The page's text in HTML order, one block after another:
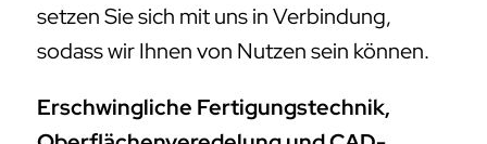
setzen Sie sich mit uns in Verbindung,
sodass wir Ihnen von Nutzen sein können.
Erschwingliche Fertigungstechnik,